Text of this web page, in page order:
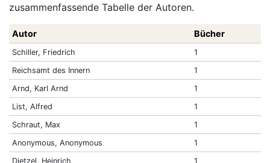
zusammenfassende Tabelle der Autoren.
Autor Bücher
Schiller, Friedrich
1
Reichsamt des Innern
1
Arnd, Karl Arnd
1
List, Alfred
1
Schraut, Max
1
Anonymous, Anonymous
1
Dietzel, Heinrich
1